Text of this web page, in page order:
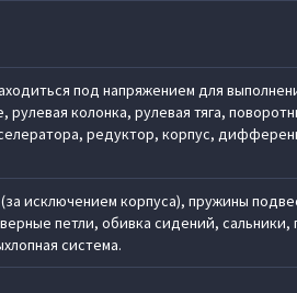
под напряжением для
колонка, рулевая тяга,
редуктор, корпус,
исключением корпуса), пружины
петли, обивка сидений, сальники,
система.